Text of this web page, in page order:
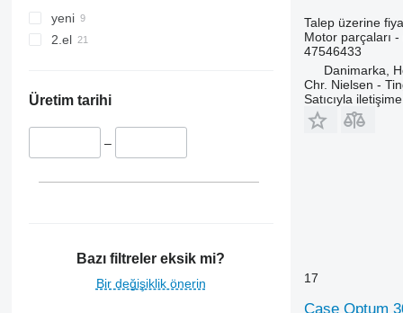
6200
6210
6230
6400
6510
6530
yeni
2.el
Üretim tarihi
–
Bazı filtreler eksik mi?
Bir değişiklik önerin
Talep üzerine
Motor parçaları
47546433
Danimarka,
Chr. Nielsen -
Satıcıyla
17
Case Optum